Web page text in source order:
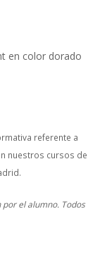
en color dorado
referente a
nuestros cursos de
el alumno. Todos